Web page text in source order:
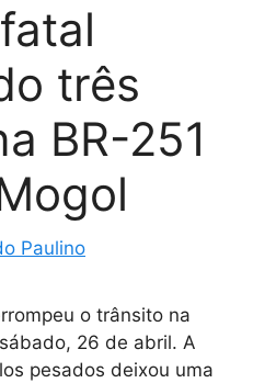
três
BR-251
Paulino
o trânsito na
26 de abril. A
pesados deixou uma